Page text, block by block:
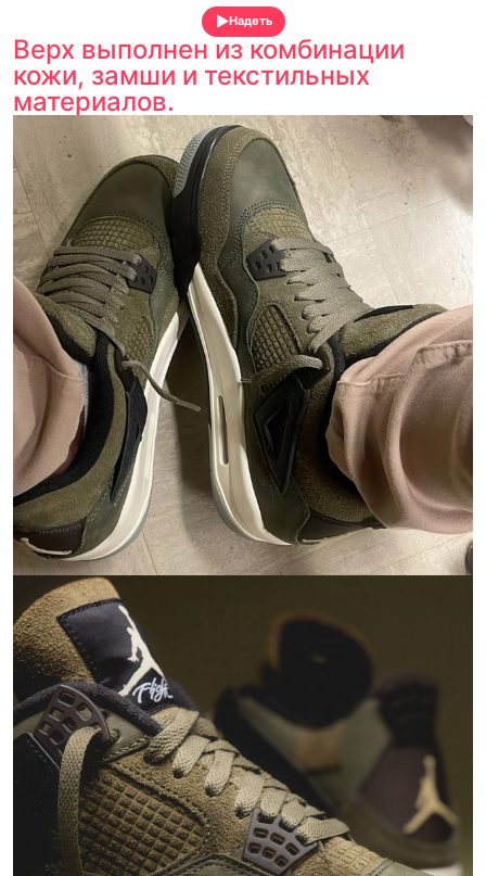
Надеть
Верх выполнен из комбинации
кожи, замши и текстильных
материалов.